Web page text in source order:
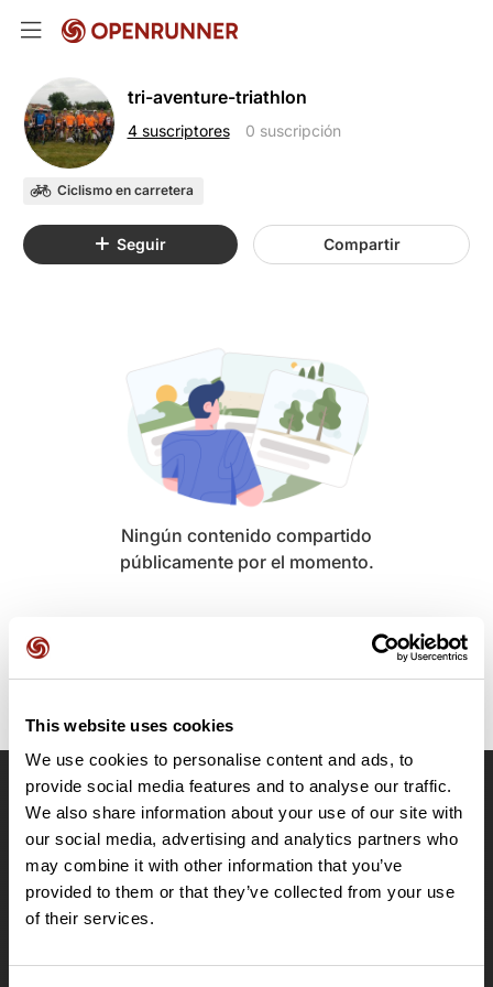
This website uses cookies
We use cookies to personalise content and ads, to
provide social media features and to analyse our traffic.
We also share information about your use of our site with
our social media, advertising and analytics partners who
may combine it with other information that you’ve
provided to them or that they’ve collected from your use
of their services.
tri-aventure-triathlon
4 suscriptores 0 suscripción
Ciclismo en carretera
Seguir Compartir
Ningún contenido compartido
públicamente por el momento.
OpenRunner
Equipo
Empleo
A proposito
Contacto